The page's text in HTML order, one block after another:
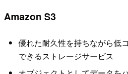
Amazon S3
優れた耐久性を持ちながら低
できるストレージサービス